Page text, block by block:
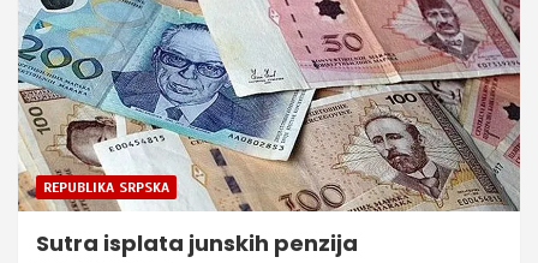
REPUBLIKA SRPSKA
Sutra isplata junskih penzija